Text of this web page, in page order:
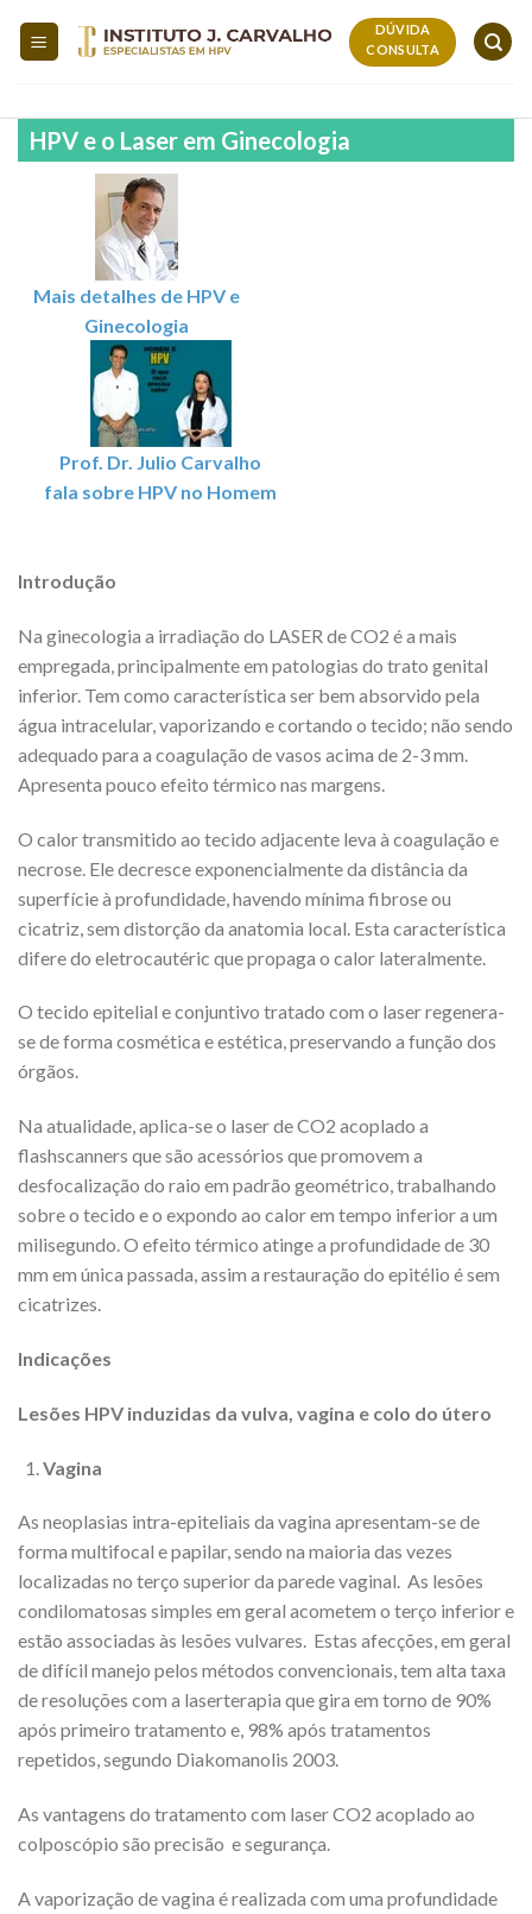
DÚVIDA
CONSULTA
HPV e o Laser em Ginecologia
Mais detalhes de HPV e
Ginecologia
Prof. Dr. Julio Carvalho
fala sobre HPV no Homem
Introdução
Na ginecologia a irradiação do LASER de CO2 é a mais
empregada, principalmente em patologias do trato genital
inferior. Tem como característica ser bem absorvido pela
água intracelular, vaporizando e cortando o tecido; não sendo
adequado para a coagulação de vasos acima de 2-3 mm.
Apresenta pouco efeito térmico nas margens.
O calor transmitido ao tecido adjacente leva à coagulação e
necrose. Ele decresce exponencialmente da distância da
superfície à profundidade, havendo mínima fibrose ou
cicatriz, sem distorção da anatomia local. Esta característica
difere do eletrocautéric que propaga o calor lateralmente.
O tecido epitelial e conjuntivo tratado com o laser regenera-
se de forma cosmética e estética, preservando a função dos
órgãos.
Na atualidade, aplica-se o laser de CO2 acoplado a
flashscanners que são acessórios que promovem a
desfocalização do raio em padrão geométrico, trabalhando
sobre o tecido e o expondo ao calor em tempo inferior a um
milisegundo. O efeito térmico atinge a profundidade de 30
mm em única passada, assim a restauração do epitélio é sem
cicatrizes.
Indicações
Lesões HPV induzidas da vulva, vagina e colo do útero
Vagina
As neoplasias intra-epiteliais da vagina apresentam-se de
forma multifocal e papilar, sendo na maioria das vezes
localizadas no terço superior da parede vaginal. As lesões
condilomatosas simples em geral acometem o terço inferior e
estão associadas às lesões vulvares. Estas afecções, em geral
de difícil manejo pelos métodos convencionais, tem alta taxa
de resoluções com a laserterapia que gira em torno de 90%
após primeiro tratamento e, 98% após tratamentos
repetidos, segundo Diakomanolis 2003.
As vantagens do tratamento com laser CO2 acoplado ao
colposcópio são precisão e segurança.
A vaporização de vagina é realizada com uma profundidade